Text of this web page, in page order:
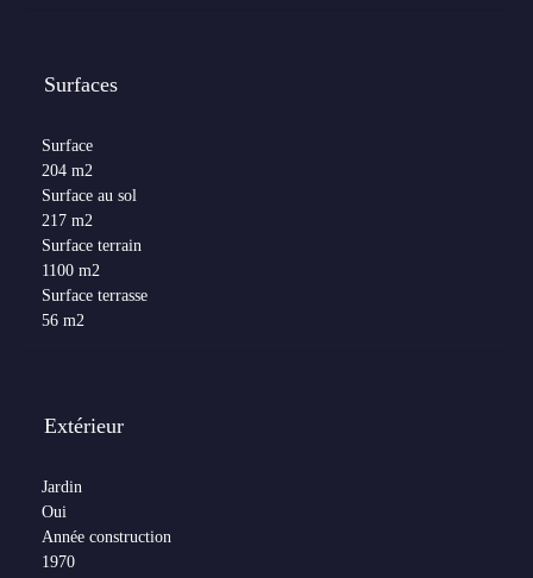
Surfaces
Surface
204 m2
Surface au sol
217 m2
Surface terrain
1100 m2
Surface terrasse
56 m2
Extérieur
Jardin
Oui
Année construction
1970